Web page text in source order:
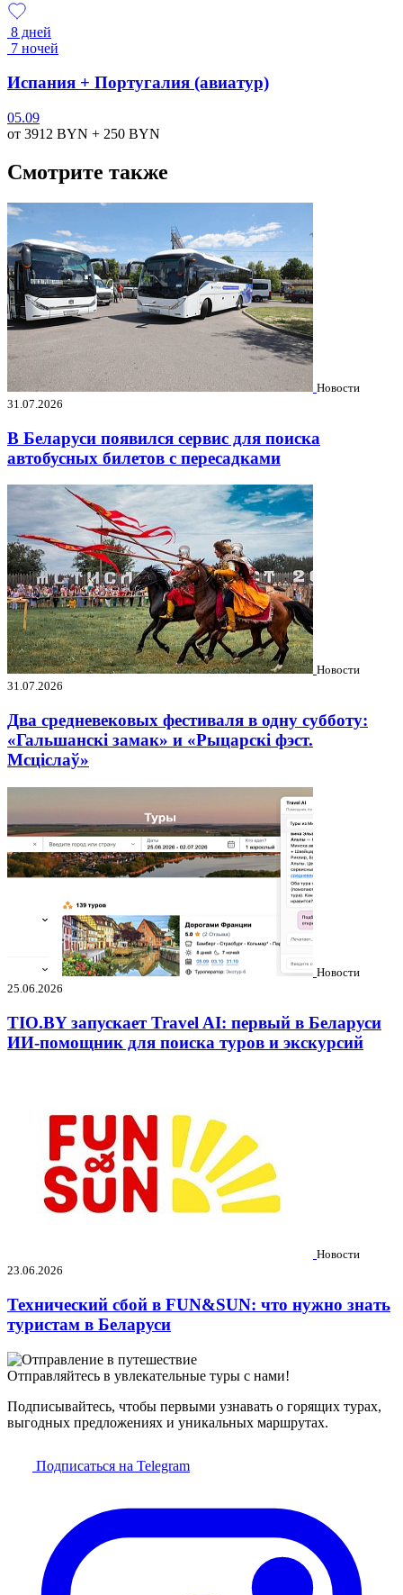
8 дней
7 ночей
Испания + Португалия (авиатур)
05.09
от 3912 BYN + 250 BYN
Смотрите также
Новости
31.07.2026
В Беларуси появился сервис для поиска
автобусных билетов с пересадками
Новости
31.07.2026
Два средневековых фестиваля в одну субботу:
«Гальшанскі замак» и «Рыцарскі фэст.
Мсціслаў»
Новости
25.06.2026
TIO.BY запускает Travel AI: первый в Беларуси
ИИ-помощник для поиска туров и экскурсий
Новости
23.06.2026
Технический сбой в FUN&SUN: что нужно знать
туристам в Беларуси
Отправляйтесь в увлекательные туры с нами!
Подписывайтесь, чтобы первыми узнавать о горящих турах,
выгодных предложениях и уникальных маршрутах.
Подписаться на Telegram